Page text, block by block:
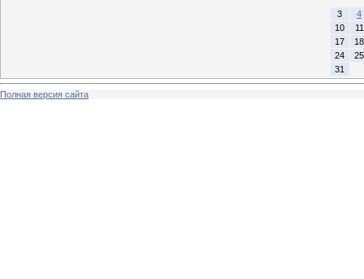
3
4
10
11
17
18
24
25
31
Полная версия сайта